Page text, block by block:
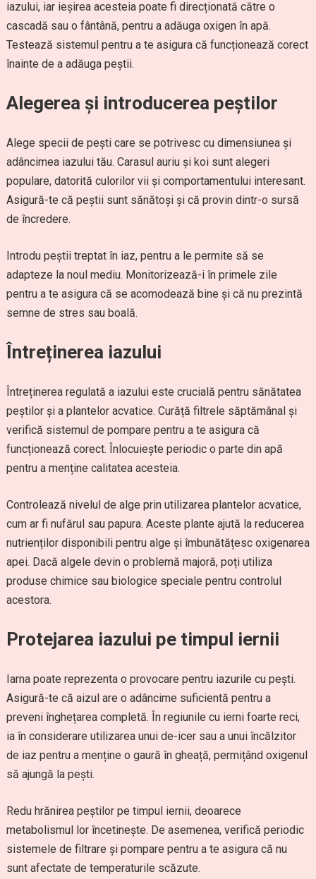
iazului, iar ieșirea acesteia poate fi direcționată către o
cascadă sau o fântână, pentru a adăuga oxigen în apă.
Testează sistemul pentru a te asigura că funcționează corect
înainte de a adăuga peștii.
Alegerea și introducerea peștilor
Alege specii de pești care se potrivesc cu dimensiunea și
adâncimea iazului tău. Carasul auriu și koi sunt alegeri
populare, datorită culorilor vii și comportamentului interesant.
Asigură-te că peștii sunt sănătoși și că provin dintr-o sursă
de încredere.
Introdu peștii treptat în iaz, pentru a le permite să se
adapteze la noul mediu. Monitorizează-i în primele zile
pentru a te asigura că se acomodează bine și că nu prezintă
semne de stres sau boală.
Întreținerea iazului
Întreținerea regulată a iazului este crucială pentru sănătatea
peștilor și a plantelor acvatice. Curăță filtrele săptămânal și
verifică sistemul de pompare pentru a te asigura că
funcționează corect. Înlocuiește periodic o parte din apă
pentru a menține calitatea acesteia.
Controlează nivelul de alge prin utilizarea plantelor acvatice,
cum ar fi nufărul sau papura. Aceste plante ajută la reducerea
nutrienților disponibili pentru alge și îmbunătățesc oxigenarea
apei. Dacă algele devin o problemă majoră, poți utiliza
produse chimice sau biologice speciale pentru controlul
acestora.
Protejarea iazului pe timpul iernii
Iarna poate reprezenta o provocare pentru iazurile cu pești.
Asigură-te că aizul are o adâncime suficientă pentru a
preveni înghețarea completă. În regiunile cu ierni foarte reci,
ia în considerare utilizarea unui de-icer sau a unui încălzitor
de iaz pentru a menține o gaură în gheață, permițând oxigenul
să ajungă la pești.
Redu hrănirea peștilor pe timpul iernii, deoarece
metabolismul lor încetinește. De asemenea, verifică periodic
sistemele de filtrare și pompare pentru a te asigura că nu
sunt afectate de temperaturile scăzute.